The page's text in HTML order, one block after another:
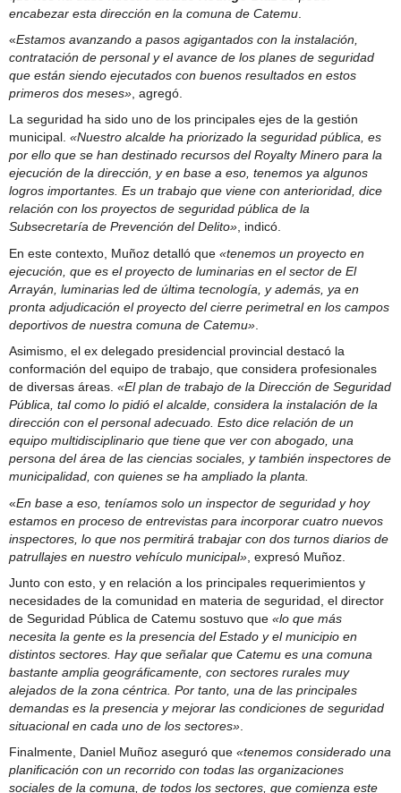
encabezar esta dirección en la comuna de Catemu
«Estamos avanzando a pasos agigantados con la instalación,
contratación de personal y el avance de los planes de seguridad
que están siendo ejecutados con buenos resultados en estos
primeros dos meses» , agregó.
La seguridad ha sido uno de los principales ejes de la gestión
municipal. «Nuestro alcalde ha priorizado la seguridad pública, es
por ello que se han destinado recursos del Royalty Minero para la
ejecución de la dirección, y en base a eso, tenemos ya algunos
logros importantes. Es un trabajo que viene con anterioridad, dice
relación con los proyectos de seguridad pública de la
Subsecretaría de Prevención del Delito», indicó.
En este contexto, Muñoz detalló que «tenemos un proyecto en
ejecución, que es el proyecto de luminarias en el sector de El
Arrayán, luminarias led de última tecnología, y además, ya en
pronta adjudicación el proyecto del cierre perimetral en los campos
deportivos de nuestra comuna de Catemu»
Asimismo, el ex delegado presidencial provincial destacó la
conformación del equipo de trabajo, que considera profesionales
de diversas áreas. «El plan de trabajo de la Dirección de Seguridad
Pública, tal como lo pidió el alcalde, considera la instalación de la
dirección con el personal adecuado. Esto dice relación de un
equipo multidisciplinario que tiene que ver con abogado, una
persona del área de las ciencias sociales, y también inspectores de
municipalidad, con quienes se ha ampliado la planta.
«En base a eso, teníamos solo un inspector de seguridad y hoy
estamos en proceso de entrevistas para incorporar cuatro nuevos
inspectores, lo que nos permitirá trabajar con dos turnos diarios de
patrullajes en nuestro vehículo municipal» , expresó Muñoz.
Junto con esto, y en relación a los principales requerimientos y
necesidades de la comunidad en materia de seguridad, el director
de Seguridad Pública de Catemu sostuvo que «lo que más
necesita la gente es la presencia del Estado y el municipio en
distintos sectores. Hay que señalar que Catemu es una comuna
bastante amplia geográficamente, con sectores rurales muy
alejados de la zona céntrica. Por tanto, una de las principales
demandas es la presencia y mejorar las condiciones de seguridad
situacional en cada uno de los sectores»
Finalmente, Daniel Muñoz aseguró que «tenemos considerado una
planificación con un recorrido con todas las organizaciones
sociales de la comuna, de todos los sectores, que comienza este